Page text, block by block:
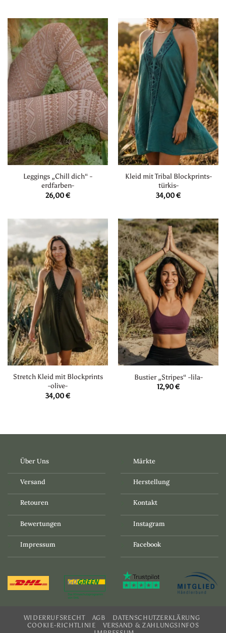
Leggings „Chill dich“ -
erdfarben-
26,00€
Kleid mit Tribal Blockprints-
türkis-
34,00€
Stretch Kleid mit Blockprints
-olive-
34,00€
Bustier „Stripes“ -lila-
12,90€
Über Uns
Versand
Retouren
Bewertungen
Impressum
Märkte
Herstellung
Kontakt
Instagram
Facebook
WIDERRUFSRECHT AGB
DATENSCHUTZERKLÄRUNG
COOKIE-RICHTLINIE
VERSAND & ZAHLUNGSINFOS